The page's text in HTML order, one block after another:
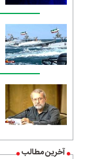
آخرین مطالب